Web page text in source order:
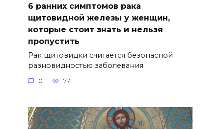
6 ранних симптомов рака
щитовидной железы у женщин,
которые стоит знать и нельзя
пропустить
Рак щитовидки считается безопасной
разновидностью заболевания
0 77